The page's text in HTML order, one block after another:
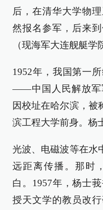
后，在清华大学物
然报名参军，后来
（现海军大连舰艇学
1952年，我国第一
——中国人民解放军
因校址在哈尔滨，被
滨工程大学前身。杨
光波、电磁波等在水
远距离传播。那时
白。1957年，杨士
授天文学的教员改